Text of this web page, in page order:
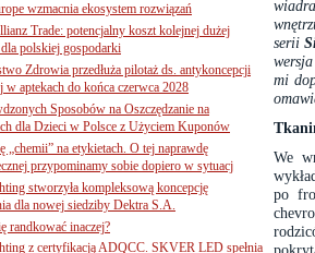
wiadra
serii
mi
We
po
wzmacnia ekosystem rozwiązań
Trade: potencjalny koszt kolejnej dużej
polskiej gospodarki
Zdrowia przedłuża pilotaż ds. antykoncepcji
w aptekach do końca czerwca 2028
Sposobów na Oszczędzanie na
dla Dzieci w Polsce z Użyciem Kuponów
„chemii” na etykietach. O tej naprawdę
przypominamy sobie dopiero w sytuacj
stworzyła kompleksową koncepcję
dla nowej siedziby Dektra S.A.
randkować inaczej?
z certyfikacją ADQCC. SKVER LED spełnia